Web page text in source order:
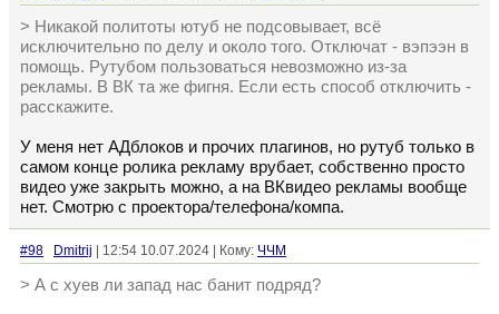
> Никакой политоты ютуб не подсовывает, всё
исключительно по делу и около того. Отключат - вэпээн в
помощь. Рутубом пользоваться невозможно из-за
рекламы. В ВК та же фигня. Если есть способ отключить -
расскажите.
У меня нет АДблоков и прочих плагинов, но рутуб только в
самом конце ролика рекламу врубает, собственно просто
видео уже закрыть можно, а на ВКвидео рекламы вообще
нет. Смотрю с проектора/телефона/компа.
#98 Dmitrij | 12:54 10.07.2024 | Кому: ЧЧМ
> А с хуев ли запад нас банит подряд?